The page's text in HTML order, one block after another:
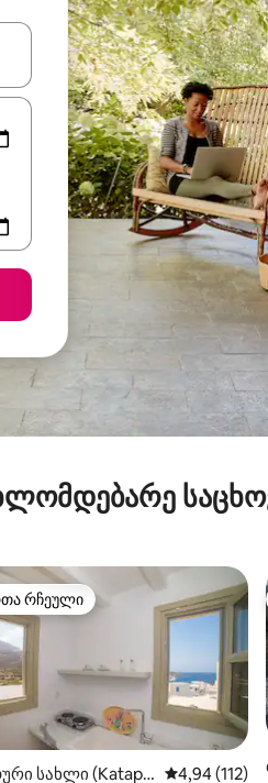
გამოიყენეთ კლავიშები
რჩეული
რჩეული
სახლი (Katapol საშუალო
4,94 (112)